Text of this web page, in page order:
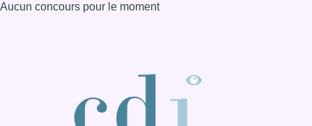
Aucun concours pour le moment